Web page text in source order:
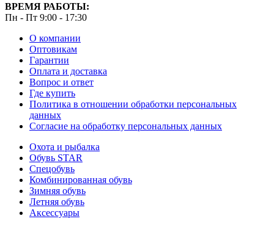
ВРЕМЯ РАБОТЫ:
Пн - Пт 9:00 - 17:30
О компании
Оптовикам
Гарантии
Оплата и доставка
Вопрос и ответ
Где купить
Политика в отношении обработки персональных
данных
Согласие на обработку персональных данных
Охота и рыбалка
Обувь STAR
Спецобувь
Комбинированная обувь
Зимняя обувь
Летняя обувь
Аксессуары